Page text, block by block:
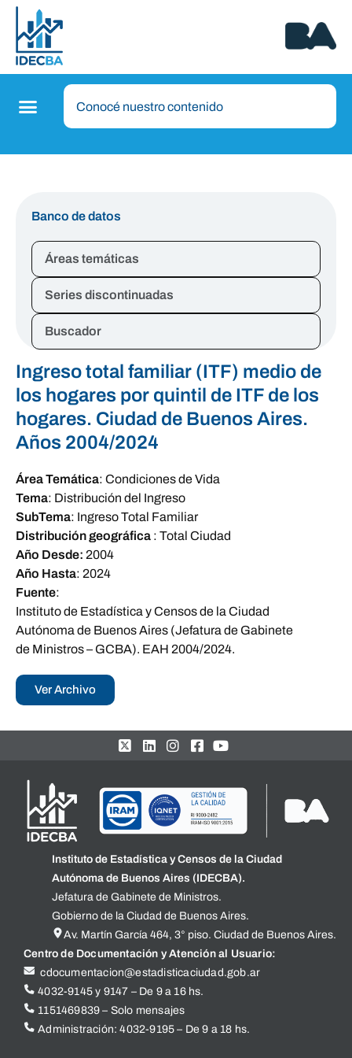
Banco de datos
Áreas temáticas
Series discontinuadas
Buscador
Ingreso total familiar (ITF) medio de
los hogares por quintil de ITF de los
hogares. Ciudad de Buenos Aires.
Años 2004/2024
Área Temática: Condiciones de Vida
Tema: Distribución del Ingreso
SubTema: Ingreso Total Familiar
Distribución geográfica : Total Ciudad
Año Desde: 2004
Año Hasta: 2024
Fuente:
Instituto de Estadística y Censos de la Ciudad
Autónoma de Buenos Aires (Jefatura de Gabinete
de Ministros – GCBA). EAH 2004/2024.
Ver Archivo
Instituto de Estadística y Censos de la Ciudad
Autónoma de Buenos Aires (IDECBA).
Jefatura de Gabinete de Ministros.
Gobierno de la Ciudad de Buenos Aires.
Av. Martín García 464, 3° piso. Ciudad de Buenos Aires.
Centro de Documentación y Atención al Usuario:
cdocumentacion@estadisticaciudad.gob.ar
4032-9145 y 9147 – De 9 a 16 hs.
1151469839 – Solo mensajes
Administración: 4032-9195 – De 9 a 18 hs.